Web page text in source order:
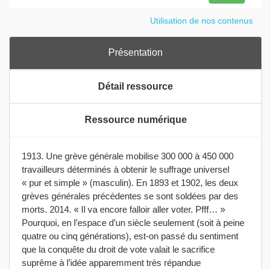
Utilisation de nos contenus
Présentation
Détail ressource
Ressource numérique
1913. Une grève générale mobilise 300 000 à 450 000
travailleurs déterminés à obtenir le suffrage universel
« pur et simple » (masculin). En 1893 et 1902, les deux
grèves générales précédentes se sont soldées par des
morts. 2014. « Il va encore falloir aller voter. Pfff… »
Pourquoi, en l’espace d’un siècle seulement (soit à peine
quatre ou cinq générations), est-on passé du sentiment
que la conquête du droit de vote valait le sacrifice
suprême à l’idée apparemment très répandue